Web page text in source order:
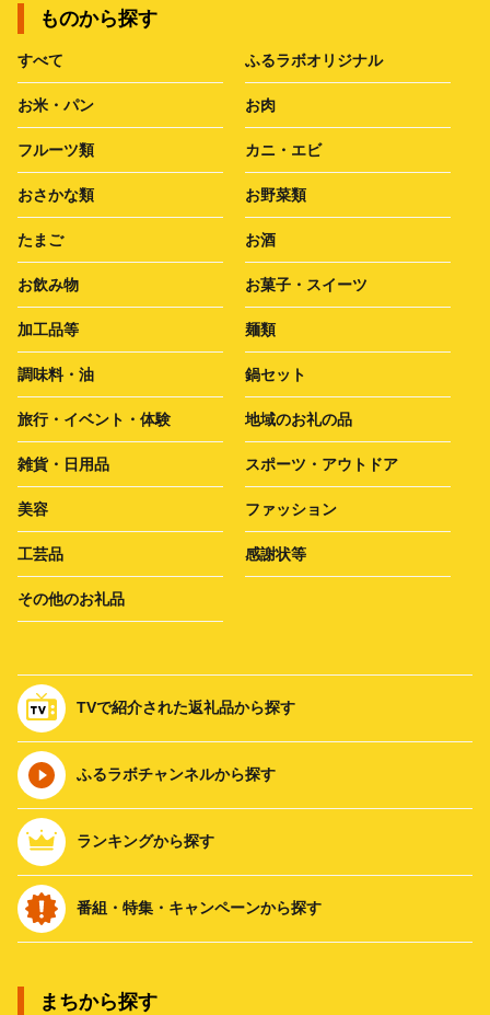
ものから探す
すべて ふるラボオリジナル
お米・パン お肉
フルーツ類 カニ・エビ
おさかな類 お野菜類
たまご お酒
お飲み物 お菓子・スイーツ
加工品等 麺類
調味料・油 鍋セット
旅行・イベント・体験 地域のお礼の品
雑貨・日用品 スポーツ・アウトドア
美容 ファッション
工芸品 感謝状等
その他のお礼品
TVで紹介された返礼品から探す
ふるラボチャンネルから探す
ランキングから探す
番組・特集・キャンペーンから探す
まちから探す